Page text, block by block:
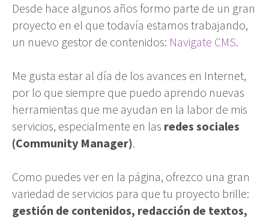
Desde hace algunos años formo parte de un gran
proyecto en el que todavía estamos trabajando,
un nuevo gestor de contenidos: Navigate CMS.
Me gusta estar al día de los avances en Internet,
por lo que siempre que puedo aprendo nuevas
herramientas que me ayudan en la labor de mis
servicios, especialmente en las redes sociales
(Community Manager).
Como puedes ver en la página, ofrezco una gran
variedad de servicios para que tu proyecto brille:
gestión de contenidos, redacción de textos,